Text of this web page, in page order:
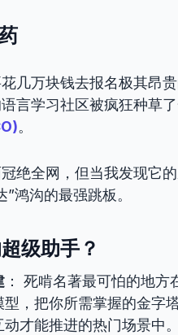
几万块钱去报名极其昂
言学习社区被疯狂种草
。
绝全网，但当我发现它
鸿沟的最强跳板。
级助手？
： 死啃名著最可怕的地方
，把你所需掌握的金字
才能推进的热门场景中